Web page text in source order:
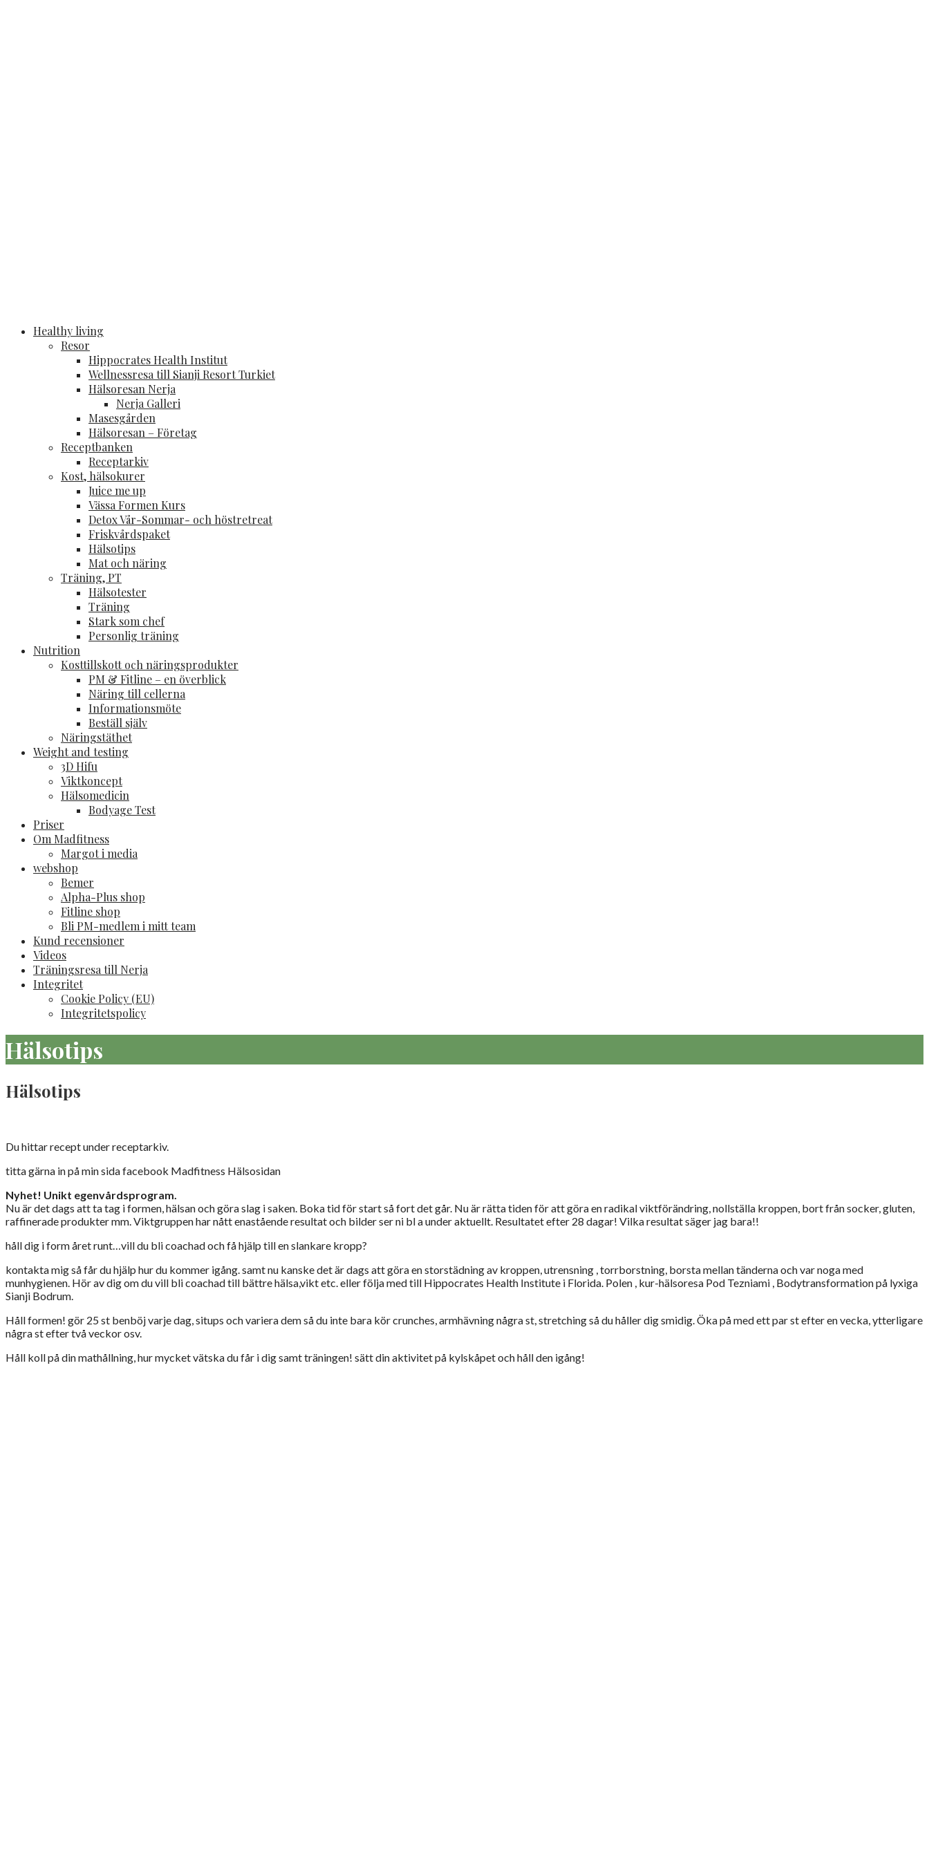
Healthy living
Resor
Hippocrates Health Institut
Wellnessresa till Sianji Resort Turkiet
Hälsoresan Nerja
Nerja Galleri
Masesgården
Hälsoresan – Företag
Receptbanken
Receptarkiv
Kost, hälsokurer
Juice me up
Vässa Formen Kurs
Detox Vår-Sommar- och höstretreat
Friskvårdspaket
Hälsotips
Mat och näring
Träning, PT
Hälsotester
Träning
Stark som chef
Personlig träning
Nutrition
Kosttillskott och näringsprodukter
PM & Fitline – en överblick
Näring till cellerna
Informationsmöte
Beställ själv
Näringstäthet
Weight and testing
3D Hifu
Viktkoncept
Hälsomedicin
Bodyage Test
Priser
Om Madfitness
Margot i media
webshop
Bemer
Alpha-Plus shop
Fitline shop
Bli PM-medlem i mitt team
Kund recensioner
Videos
Träningsresa till Nerja
Integritet
Cookie Policy (EU)
Integritetspolicy
Hälsotips
Hälsotips
Du hittar recept under receptarkiv.
titta gärna in på min sida facebook Madfitness Hälsosidan
Nyhet! Unikt egenvårdsprogram.
Nu är det dags att ta tag i formen, hälsan och göra slag i saken. Boka tid för start så fort det går. Nu är rätta tiden för att göra en radikal viktförändring, nollställa kroppen, bort från socker, gluten,
raffinerade produkter mm. Viktgruppen har nått enastående resultat och bilder ser ni bl a under aktuellt. Resultatet efter 28 dagar! Vilka resultat säger jag bara!!
håll dig i form året runt…vill du bli coachad och få hjälp till en slankare kropp?
kontakta mig så får du hjälp hur du kommer igång. samt nu kanske det är dags att göra en storstädning av kroppen, utrensning , torrborstning, borsta mellan tänderna och var noga med
munhygienen. Hör av dig om du vill bli coachad till bättre hälsa,vikt etc. eller följa med till Hippocrates Health Institute i Florida. Polen , kur-hälsoresa Pod Tezniami , Bodytransformation på lyxiga
Sianji Bodrum.
Håll formen! gör 25 st benböj varje dag, situps och variera dem så du inte bara kör crunches, armhävning några st, stretching så du håller dig smidig. Öka på med ett par st efter en vecka, ytterligare
några st efter två veckor osv.
Håll koll på din mathållning, hur mycket vätska du får i dig samt träningen! sätt din aktivitet på kylskåpet och håll den igång!